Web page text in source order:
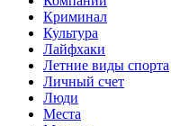
Криминал
Культура
Лайфхаки
Летние виды спорта
Личный счет
Люди
Места